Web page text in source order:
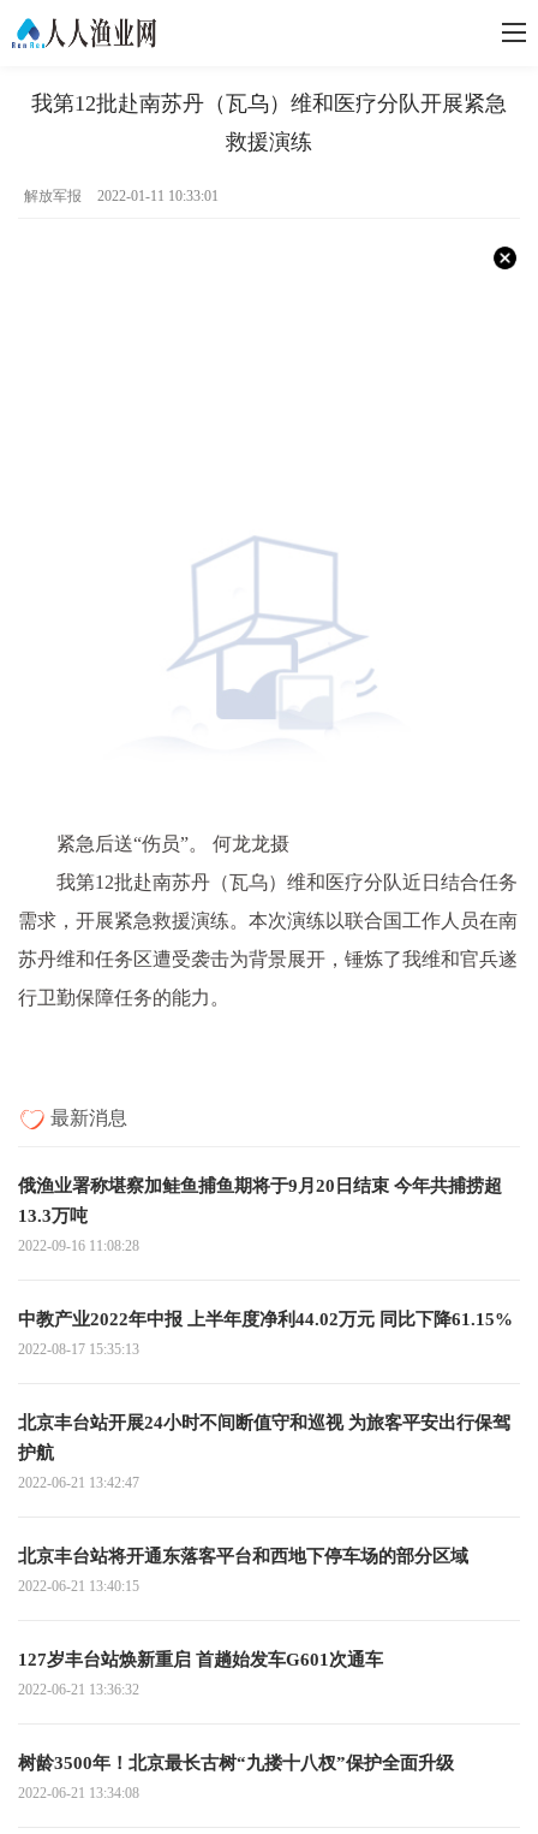
我第12批赴南苏丹（瓦乌）维和医疗分队开展紧急
救援演练
解放军报 2022-01-11 10:33:01
紧急后送“伤员”。 何龙龙摄
我第12批赴南苏丹（瓦乌）维和医疗分队近日结合任务
需求，开展紧急救援演练。本次演练以联合国工作人员在南
苏丹维和任务区遭受袭击为背景展开，锤炼了我维和官兵遂
行卫勤保障任务的能力。
最新消息
俄渔业署称堪察加鲑鱼捕鱼期将于9月20日结束 今年共捕捞超
13.3万吨
2022-09-16 11:08:28
中教产业2022年中报 上半年度净利44.02万元 同比下降61.15%
2022-08-17 15:35:13
北京丰台站开展24小时不间断值守和巡视 为旅客平安出行保驾
护航
2022-06-21 13:42:47
北京丰台站将开通东落客平台和西地下停车场的部分区域
2022-06-21 13:40:15
127岁丰台站焕新重启 首趟始发车G601次通车
2022-06-21 13:36:32
树龄3500年！北京最长古树“九搂十八杈”保护全面升级
2022-06-21 13:34:08